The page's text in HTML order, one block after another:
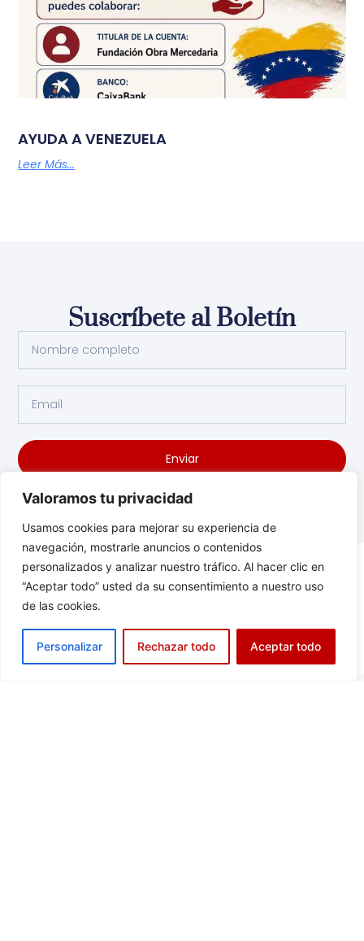
Valoramos tu privacidad
Usamos cookies para mejorar su experiencia de
navegación, mostrarle anuncios o contenidos
personalizados y analizar nuestro tráfico. Al hacer clic en
“Aceptar todo” usted da su consentimiento a nuestro uso
de las cookies.
Personalizar Rechazar todo Aceptar todo
AYUDA A VENEZUELA
Leer Más...
Suscríbete al Boletín
Enviar